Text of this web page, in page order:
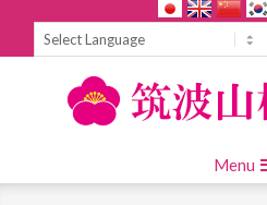
Navigation
Menu